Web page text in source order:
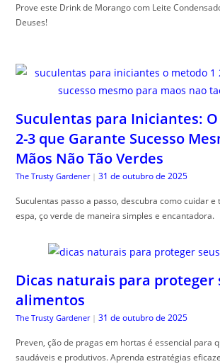
Prove este Drink de Morango com Leite
Deuses!
Suculentas para Iniciantes:
2-3 que Garante Sucesso
Mãos Não Tão Verdes
The Trusty Gardener | 31 de outubro de 2025
Suculentas passo a passo, descubra como cuidar
espa, ço verde de maneira simples e encantadora.
Dicas naturais para proteger
alimentos
The Trusty Gardener | 31 de outubro de 2025
Preven, ção de pragas em hortas é essencial para
saudáveis e produtivos. Aprenda estratégias